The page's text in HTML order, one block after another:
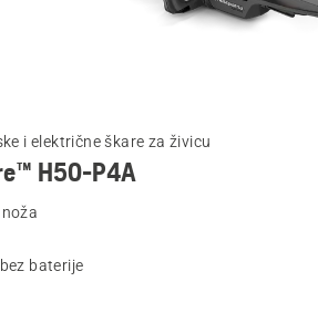
i električne škare za živicu
H50-P4A
baterije